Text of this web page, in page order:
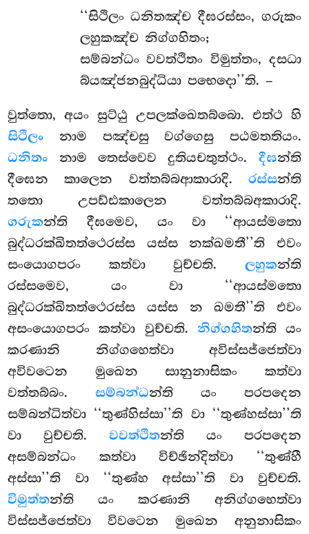
‘‘සිථිලං ධනිතඤ්ච දීඝරස්සං, ගරුකං
ලහුකඤ්ච නිග්ගහිතං;
සම්බන්ධං වවත්ථිතං විමුත්තං, දසධා
බ්යඤ්ජනබුද්ධියා පභෙදො’’ති. –
වුත්තො, අයං සුට්ඨු උපලක්ඛෙතබ්බො. එත්ථ හි
සිථිලං නාම පඤ්චසු වග්ගෙසු පඨමතතියං.
ධනිතං නාම තෙස්වෙව දුතියචතුත්ථං. දීඝන්ති
දීඝෙන කාලෙන වත්තබ්බආකාරාදි. රස්සන්ති
තතො උපඩ්ඪකාලෙන වත්තබ්බඅකාරාදි.
ගරුකන්ති දීඝමෙව, යං වා ‘‘ආයස්මතො
බුද්ධරක්ඛිතත්ථෙරස්ස යස්ස නක්ඛමතී’’ති එවං
සංයොගපරං කත්වා වුච්චති. ලහුකන්ති
රස්සමෙව, යං වා ‘‘ආයස්මතො
බුද්ධරක්ඛිතත්ථෙරස්ස යස්ස න ඛමතී’’ති එවං
අසංයොගපරං කත්වා වුච්චති. නිග්ගහිතන්ති යං
කරණානි නිග්ගහෙත්වා අවිස්සජ්ජෙත්වා
අවිවටෙන මුඛෙන සානුනාසිකං කත්වා
වත්තබ්බං.සම්බන්ධන්ති යං පරපදෙන
සම්බන්ධිත්වා ‘‘තුණ්හිස්සා’’ති වා ‘‘තුණ්හස්සා’’ති
වා වුච්චති. වවත්ථිතන්ති යං පරපදෙන
අසම්බන්ධං කත්වා විච්ඡින්දිත්වා ‘‘තුණ්හී
අස්සා’’ති වා ‘‘තුණ්හ අස්සා’’ති වා වුච්චති.
විමුත්තන්ති යං කරණානි අනිග්ගහෙත්වා
විස්සජ්ජෙත්වා විවටෙන මුඛෙන අනුනාසිකං